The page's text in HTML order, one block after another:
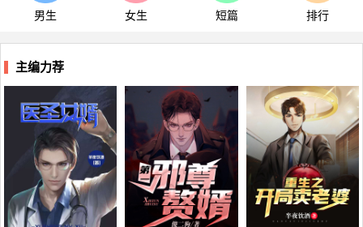
男生 女生 短篇 排行
主编力荐